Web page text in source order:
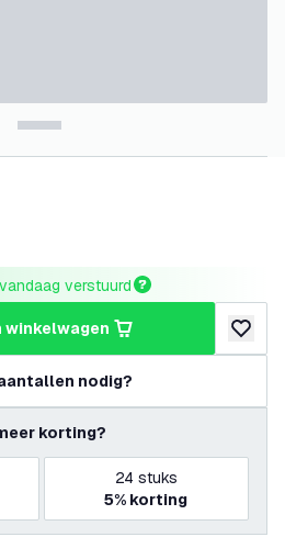
verstuurd
winkelwagen
nodig?
korting?
24 stuks
5% korting